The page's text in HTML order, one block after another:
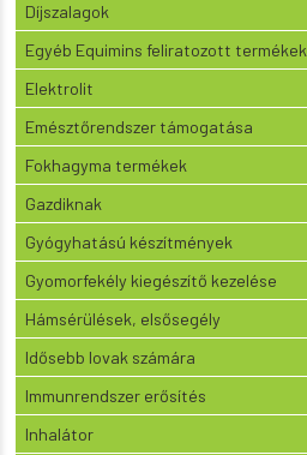
Díjszalagok
Egyéb Equimins feliratozott termékek
Elektrolit
Emésztőrendszer támogatása
Fokhagyma termékek
Gazdiknak
Gyógyhatású készítmények
Gyomorfekély kiegészítő kezelése
Hámsérülések, elsősegély
Idősebb lovak számára
Immunrendszer erősítés
Inhalátor